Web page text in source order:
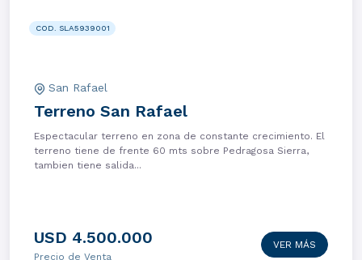
COD. SLA5939001
San Rafael
Terreno San Rafael
Espectacular terreno en zona de constante crecimiento. El
terreno tiene de frente 60 mts sobre Pedragosa Sierra,
tambien tiene salida...
USD 4.500.000
Precio de Venta
VER MÁS